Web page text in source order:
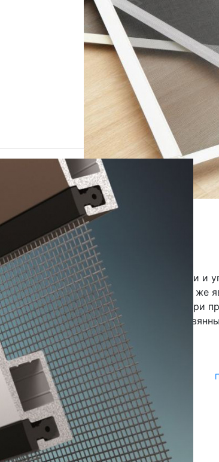
МОСКИТНЫЕ СЕТКИ
УСИЛЕННЫЕ
Усиленная москитная сетка с крепежами и
защита помещения от насекомых, а так же
тополиного пуха, пыли, дождя и снега при
устанавливаются на пластиковые,
Цена
3060
-7%
2850